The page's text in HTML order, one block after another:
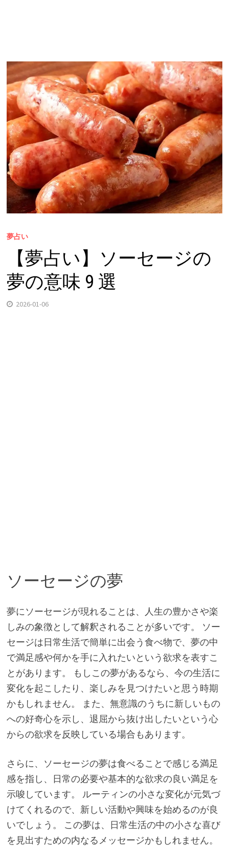
夢占い
【夢占い】ソーセージの
夢の意味 9 選
2026-01-06
ソーセージの夢
夢にソーセージが現れることは、人生の豊かさや楽
しみの象徴として解釈されることが多いです。 ソー
セージは日常生活で簡単に出会う食べ物で、夢の中
で満足感や何かを手に入れたいという欲求を表すこ
とがあります。 もしこの夢があるなら、今の生活に
変化を起こしたり、楽しみを見つけたいと思う時期
かもしれません。 また、無意識のうちに新しいもの
への好奇心を示し、退屈から抜け出したいという心
からの欲求を反映している場合もあります。
さらに、ソーセージの夢は食べることで感じる満足
感を指し、日常の必要や基本的な欲求の良い満足を
示唆しています。 ルーティンの小さな変化が元気づ
けてくれるので、新しい活動や興味を始めるのが良
いでしょう。 この夢は、日常生活の中の小さな喜び
を見出すための内なるメッセージかもしれません。